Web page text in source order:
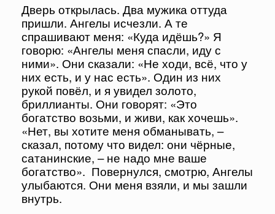
Дверь открылась. Два мужика оттуда
пришли. Ангелы исчезли. А те
спрашивают меня: «Куда идёшь?» Я
говорю: «Ангелы меня спасли, иду с
ними». Они сказали: «Не ходи, всё, что у
них есть, и у нас есть». Один из них
рукой повёл, и я увидел золото,
бриллианты. Они говорят: «Это
богатство возьми, и живи, как хочешь».
«Нет, вы хотите меня обманывать, –
сказал, потому что видел: они чёрные,
сатанинские, – не надо мне ваше
богатство». Повернулся, смотрю, Ангелы
улыбаются. Они меня взяли, и мы зашли
внутрь.